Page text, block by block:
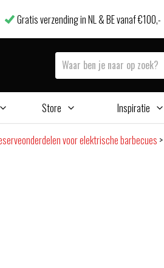
Gratis verzending in NL & BE vanaf €100,-
Store Inspiratie
voor elektrische barbecues >